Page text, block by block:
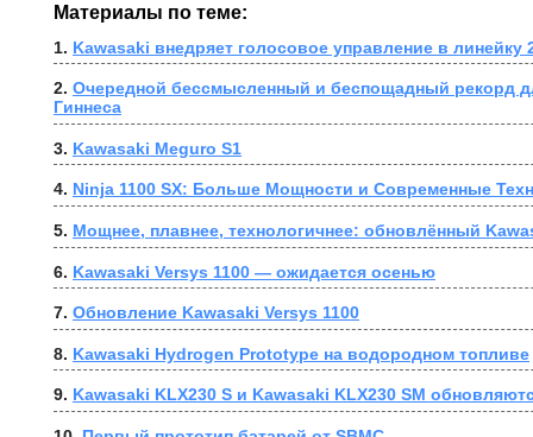
Материалы по теме:
1. Kawasaki внедряет голосовое управление в линейку
2. Очередной бессмысленный и беспощадный рекорд
Гиннеса
3. Kawasaki Meguro S1
4. Ninja 1100 SX: Больше Мощности и Современные
5. Мощнее, плавнее, технологичнее: обновлённый
6. Kawasaki Versys 1100 — ожидается осенью
7. Обновление Kawasaki Versys 1100
8. Kawasaki Hydrogen Prototype на водородном топливе
9. Kawasaki KLX230 S и Kawasaki KLX230 SM